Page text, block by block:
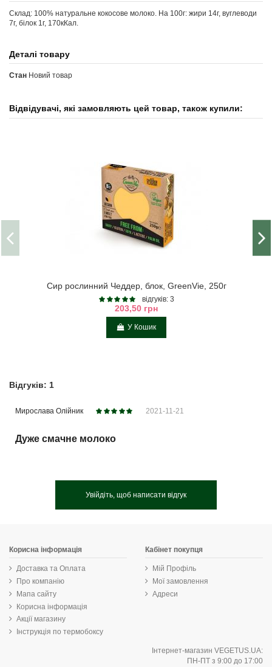
Склад: 100% натуральне кокосове молоко. На 100г: жири 14г, вуглеводи
7г, білок 1г, 170кКал.
Деталі товару
Стан Новий товар
Відвідувачі, які замовляють цей товар, також купили:
Сир рослинний Чеддер, блок, GreenVie, 250г
відгуків: 3
203,50 грн
У Кошик
Відгуків: 1
Мирослава Олійник 2021-11-21
Дуже смачне молоко
Увійдіть, щоб написати відгук
Корисна інформація
Доставка та Оплата
Про компанію
Мапа сайту
Корисна інформація
Акції магазину
Інструкція по термобоксу
Кабінет покупця
Мій Профіль
Мої замовлення
Адреси
Інтернет-магазин VEGETUS.UA:
ПН-ПТ з 9:00 до 17:00